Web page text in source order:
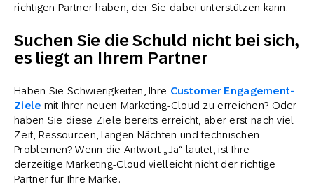
richtigen Partner haben, der Sie dabei unterstützen kann.
Suchen Sie die Schuld nicht bei sich,
es liegt an Ihrem Partner
Haben Sie Schwierigkeiten, Ihre Customer Engagement-
Ziele mit Ihrer neuen Marketing-Cloud zu erreichen? Oder
haben Sie diese Ziele bereits erreicht, aber erst nach viel
Zeit, Ressourcen, langen Nächten und technischen
Problemen? Wenn die Antwort „Ja“ lautet, ist Ihre
derzeitige Marketing-Cloud vielleicht nicht der richtige
Partner für Ihre Marke.